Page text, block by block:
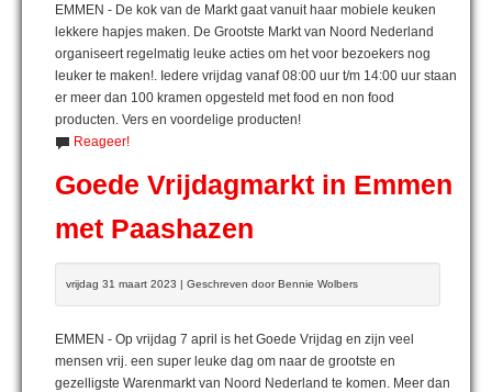
EMMEN - De kok van de Markt gaat vanuit haar mobiele keuken
lekkere hapjes maken. De Grootste Markt van Noord Nederland
organiseert regelmatig leuke acties om het voor bezoekers nog
leuker te maken!. Iedere vrijdag vanaf 08:00 uur t/m 14:00 uur staan
er meer dan 100 kramen opgesteld met food en non food
producten. Vers en voordelige producten!
Reageer!
Goede Vrijdagmarkt in Emmen
met Paashazen
vrijdag 31 maart 2023 | Geschreven door Bennie Wolbers
EMMEN - Op vrijdag 7 april is het Goede Vrijdag en zijn veel
mensen vrij. een super leuke dag om naar de grootste en
gezelligste Warenmarkt van Noord Nederland te komen. Meer dan